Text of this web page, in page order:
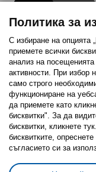
Последвайте
FacebookTwitter
Политика за
Избор на
Политика за
С избиране на опцията
приемете всички
анализ на
активности. При избор
само строго
функциониране на
да приемете като
бисквитки". За да
бисквитки, кликнете
бисквитките,
съгласието си за